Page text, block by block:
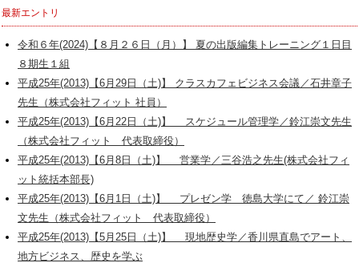
最新エントリ
令和６年(2024)【８月２６日（月）】 夏の出版編集トレーニング１日目
８期生１組
平成25年(2013)【6月29日（土)】 クラスカフェビジネス会議／石井章子
先生（株式会社フィット 社員）
平成25年(2013)【6月22日（土)】 スケジュール管理学／鈴江崇文先生
（株式会社フィット 代表取締役）
平成25年(2013)【6月8日（土)】 営業学／三谷浩之先生(株式会社フィ
ット統括本部長)
平成25年(2013)【6月1日（土)】 プレゼン学 徳島大学にて／ 鈴江崇
文先生（株式会社フィット 代表取締役）
平成25年(2013)【5月25日（土)】 現地歴史学／香川県直島でアート、
地方ビジネス、歴史を学ぶ